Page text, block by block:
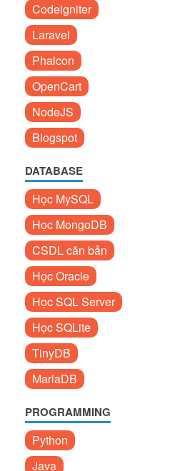
Codeigniter
Laravel
Phalcon
OpenCart
NodeJS
Blogspot
DATABASE
Học MySQL
Học MongoDB
CSDL căn bản
Học Oracle
Học SQL Server
Học SQLite
TinyDB
MariaDB
PROGRAMMING
Python
Java